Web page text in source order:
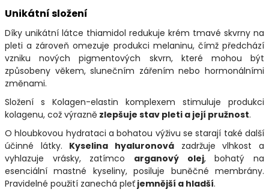
Unikátní složení
Díky unikátní látce thiamidol redukuje krém tmavé skvrny na
pleti a zároveň omezuje produkci melaninu, čímž předchází
vzniku nových pigmentových skvrn, které mohou být
způsobeny věkem, slunečním zářením nebo hormonálními
změnami.
Složení s Kolagen-elastin komplexem stimuluje produkci
kolagenu, což výrazně zlepšuje stav pleti a její pružnost.
O hloubkovou hydrataci a bohatou výživu se starají také další
účinné látky. Kyselina hyaluronová zadržuje vlhkost a
vyhlazuje vrásky, zatímco arganový olej, bohatý na
esenciální mastné kyseliny, posiluje buněčné membrány.
Pravidelné použití zanechá pleť jemnější a hladší.